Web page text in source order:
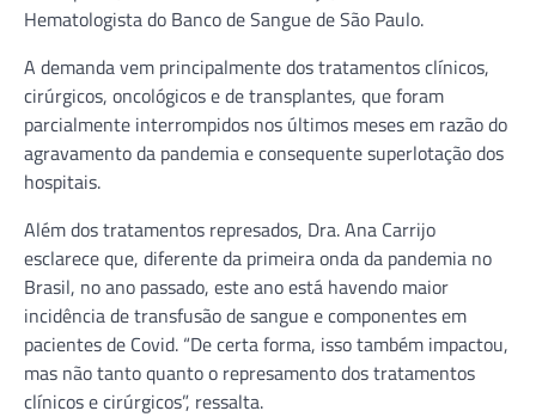
Hematologista do Banco de Sangue de São Paulo.
A demanda vem principalmente dos tratamentos clínicos,
cirúrgicos, oncológicos e de transplantes, que foram
parcialmente interrompidos nos últimos meses em razão do
agravamento da pandemia e consequente superlotação dos
hospitais.
Além dos tratamentos represados, Dra. Ana Carrijo
esclarece que, diferente da primeira onda da pandemia no
Brasil, no ano passado, este ano está havendo maior
incidência de transfusão de sangue e componentes em
pacientes de Covid. “De certa forma, isso também impactou,
mas não tanto quanto o represamento dos tratamentos
clínicos e cirúrgicos”, ressalta.